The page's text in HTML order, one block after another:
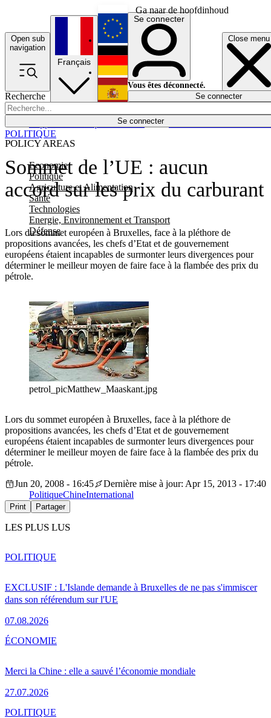
Ga naar de hoofdinhoud
Open sub
navigation
Close menu
Recherche
Se connecter
POLICY AREAS
Economie
Politique
Agriculture et Alimentation
Santé
Technologies
Energie, Environnement et Transport
Défense
Économie
Français
English
Deutsch
Español
Se connecter
Vous êtes déconnecté.
Se connecter
Sommet de l’UE : aucun
accord sur les prix du carburant
Lors du sommet européen à Bruxelles, face à la pléthore de
propositions avancées, les chefs d’Etat et de gouvernement
européens étaient incapables de surmonter leurs divergences pour
déterminer le meilleur moyen de faire face à la flambée des prix du
pétrole.
POLITIQUE
petrol_picMatthew_Maaskant.jpg
Lors du sommet européen à Bruxelles, face à la pléthore de
propositions avancées, les chefs d’Etat et de gouvernement
européens étaient incapables de surmonter leurs divergences pour
déterminer le meilleur moyen de faire face à la flambée des prix du
pétrole.
Jun 20, 2008 - 16:45
Dernière mise à jour: Apr 15, 2013 - 17:40
PolitiqueChineInternational
Print Partager
LES PLUS LUS
EXCLUSIF : L'Islande demande à Bruxelles de ne pas s'immiscer
dans son référendum sur l'UE
07.08.2026
POLITIQUE
Merci la Chine : elle a sauvé l’économie mondiale
27.07.2026
ÉCONOMIE
POLITIQUE